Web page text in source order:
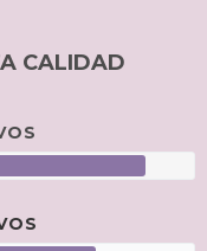
CALIDAD